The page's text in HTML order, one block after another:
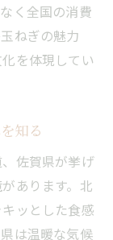
く全国の消費
ねぎの魅力
を体現してい
知る
佐賀県が挙げ
あります。北
ッとした食感
は温暖な気候